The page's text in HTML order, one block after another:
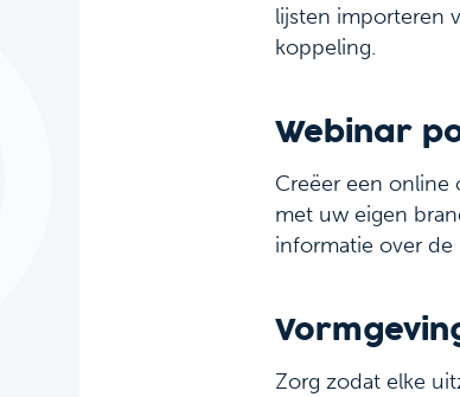
lijsten importeren
koppeling.
Webinar
Creëer een online
met uw eigen
informatie over de
Zorg zodat elke